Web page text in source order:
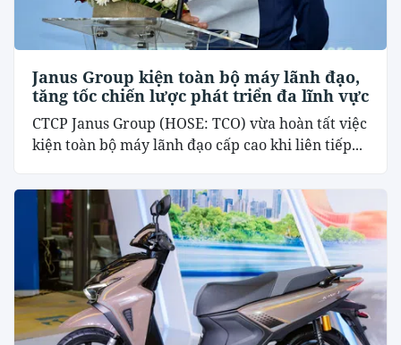
Janus Group kiện toàn bộ máy lãnh đạo,
tăng tốc chiến lược phát triển đa lĩnh vực
CTCP Janus Group (HOSE: TCO) vừa hoàn tất việc
kiện toàn bộ máy lãnh đạo cấp cao khi liên tiếp...